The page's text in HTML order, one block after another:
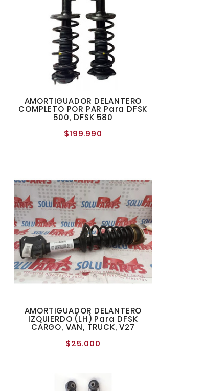
AMORTIGUADOR DELANTERO
COMPLETO POR PAR Para DFSK
500, DFSK 580
$199.990
AMORTIGUADOR DELANTERO
IZQUIERDO (LH) Para DFSK
CARGO, VAN, TRUCK, V27
$25.000